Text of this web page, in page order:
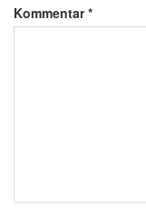
Kommentar*